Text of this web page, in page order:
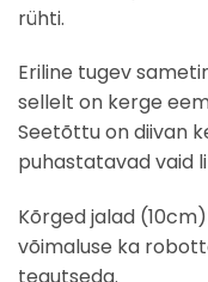
rühti.
Eriline tugev
sellelt on kerge
Seetõttu on diivan
puhastatavad vaid
Kõrged jalad
võimaluse ka